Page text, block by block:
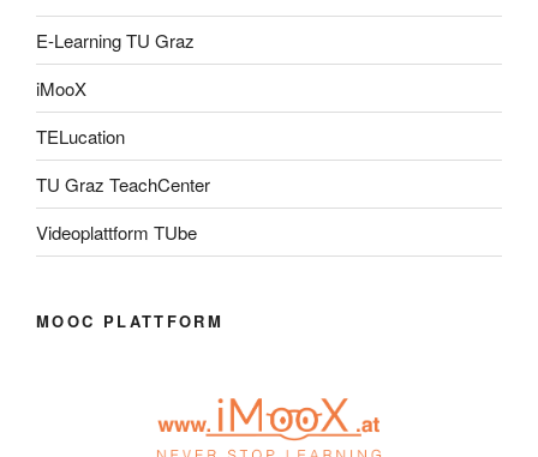
E-Learning TU Graz
iMooX
TELucation
TU Graz TeachCenter
Videoplattform TUbe
MOOC PLATTFORM